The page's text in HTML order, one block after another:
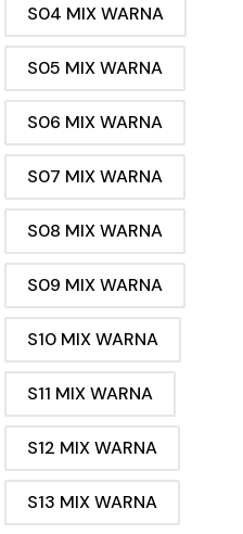
S04 MIX WARNA
S05 MIX WARNA
S06 MIX WARNA
S07 MIX WARNA
S08 MIX WARNA
S09 MIX WARNA
S10 MIX WARNA
S11 MIX WARNA
S12 MIX WARNA
S13 MIX WARNA